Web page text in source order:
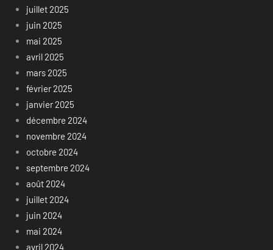
juillet 2025
juin 2025
mai 2025
avril 2025
mars 2025
février 2025
janvier 2025
décembre 2024
novembre 2024
octobre 2024
septembre 2024
août 2024
juillet 2024
juin 2024
mai 2024
avril 2024